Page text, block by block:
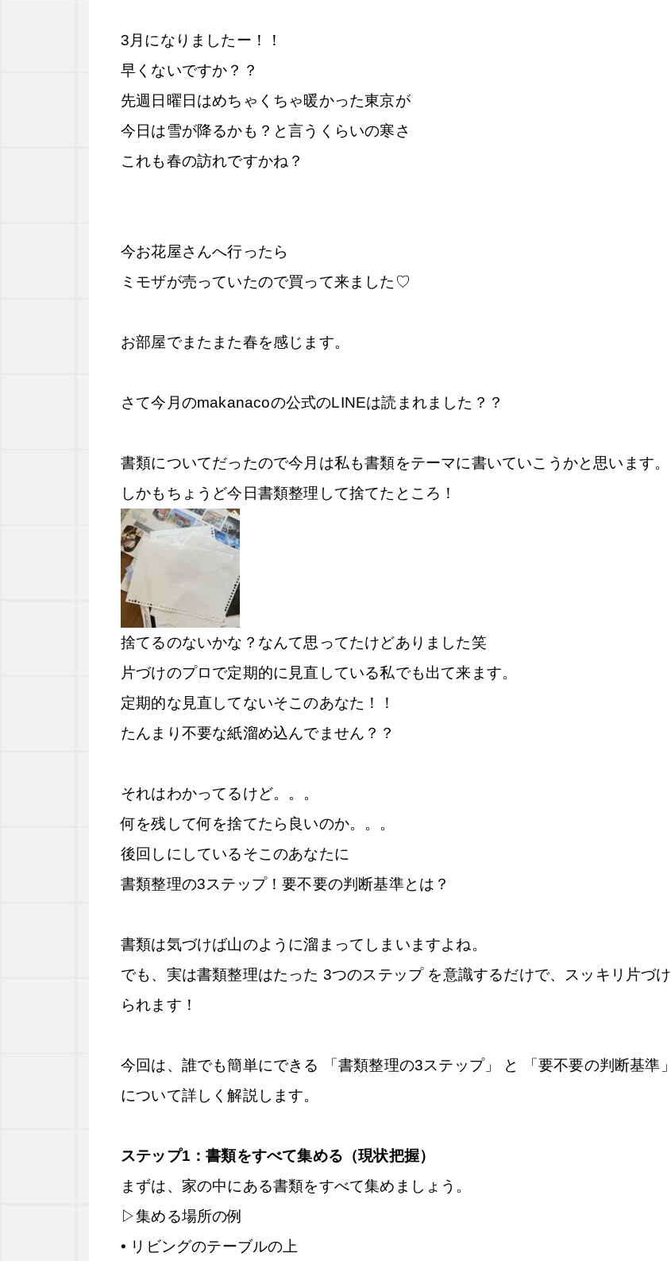
3月になりましたー！！
早くないですか？？
先週日曜日はめちゃくちゃ暖かった東京が
今日は雪が降るかも？と言うくらいの寒さ
これも春の訪れですかね？
今お花屋さんへ行ったら
ミモザが売っていたので買って来ました♡
お部屋でまたまた春を感じます。
さて今月のmakanacoの公式のLINEは読まれました？？
書類についてだったので今月は私も書類をテーマに書いていこうかと思います。
しかもちょうど今日書類整理して捨てたところ！
捨てるのないかな？なんて思ってたけどありました笑
片づけのプロで定期的に見直している私でも出て来ます。
定期的な見直してないそこのあなた！！
たんまり不要な紙溜め込んでません？？
それはわかってるけど。。。
何を残して何を捨てたら良いのか。。。
後回しにしているそこのあなたに
書類整理の3ステップ！要不要の判断基準とは？
書類は気づけば山のように溜まってしまいますよね。
でも、実は書類整理はたった 3つのステップ を意識するだけで、スッキリ片づけ
られます！
今回は、誰でも簡単にできる 「書類整理の3ステップ」 と 「要不要の判断基準」
について詳しく解説します。
ステップ1：書類をすべて集める（現状把握）
まずは、家の中にある書類をすべて集めましょう。
▷集める場所の例
• リビングのテーブルの上